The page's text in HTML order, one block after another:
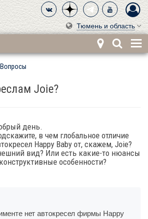
Тюмень и область
Вопросы
Joie?
день.
в чем глобальное отличие
Happy Baby от, скажем, Joie?
вид? Или есть какие-то нюансы
особенности?
нет автокресел фирмы Happy